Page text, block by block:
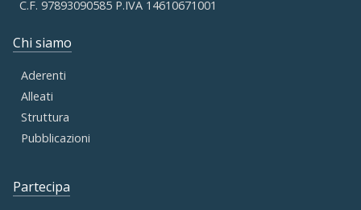
C.F. 97893090585 P.IVA 14610671001
Chi siamo
Aderenti
Alleati
Struttura
Pubblicazioni
Partecipa